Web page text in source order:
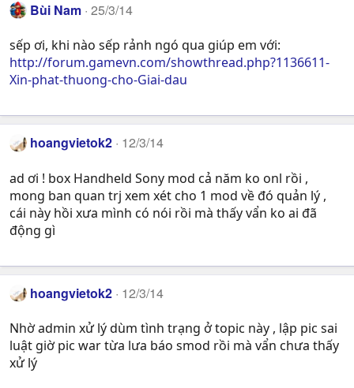
Bùi Nam 25/3/14
sếp ơi, khi nào sếp rảnh ngó qua giúp em với:
http://forum.gamevn.com/showthread.php?1136611-
Xin-phat-thuong-cho-Giai-dau
hoangvietok2 12/3/14
ad ơi ! box Handheld Sony mod cả năm ko onl rồi ,
mong ban quan trj xem xét cho 1 mod về đó quản lý ,
cái này hồi xưa mình có nói rồi mà thấy vẩn ko ai đã
động gì
hoangvietok2 12/3/14
Nhờ admin xử lý dùm tình trạng ở topic này , lập pic sai
luật giờ pic war từa lưa báo smod rồi mà vẩn chưa thấy
xử lý